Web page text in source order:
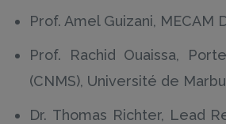
Prof. Amel Guizani,
Prof. Rachid Ouaissa,
(CNMS), Université de
Dr. Thomas Richter, Lead